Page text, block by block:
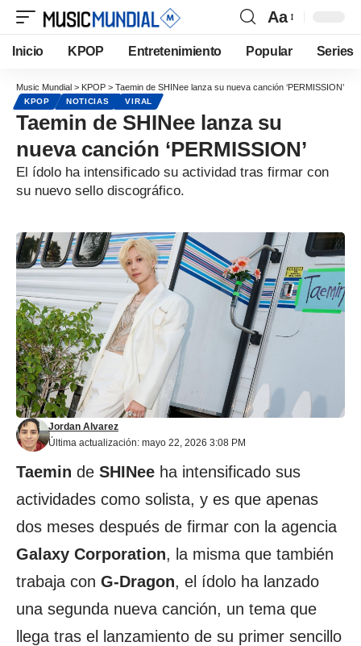
Aa
Inicio KPOP Entretenimiento Popular Series
Music Mundial > KPOP > Taemin de SHINee lanza su nueva canción ‘PERMISSION’
KPOP NOTICIAS VIRAL
Taemin de SHINee lanza su
nueva canción ‘PERMISSION’
El ídolo ha intensificado su actividad tras firmar con
su nuevo sello discográfico.
Última actualización: mayo 22, 2026 3:08 PM
Jordan Alvarez
Taemin de SHINee ha intensificado sus
actividades como solista, y es que apenas
dos meses después de firmar con la agencia
Galaxy Corporation, la misma que también
trabaja con G-Dragon, el ídolo ha lanzado
una segunda nueva canción, un tema que
llega tras el lanzamiento de su primer sencillo